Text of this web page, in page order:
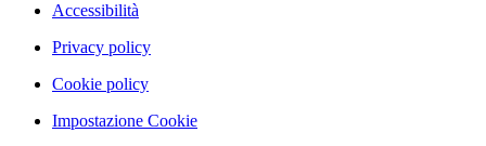
Accessibilità
Privacy policy
Cookie policy
Impostazione Cookie